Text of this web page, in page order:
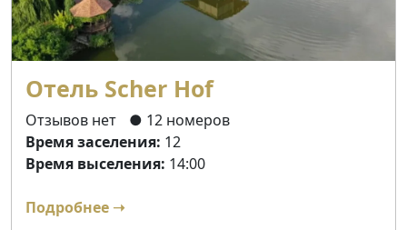
Отель Scher Hof
Отзывов нет
● 12 номеров
Время заселения: 12
Время выселения: 14:00
Подробнее ➝